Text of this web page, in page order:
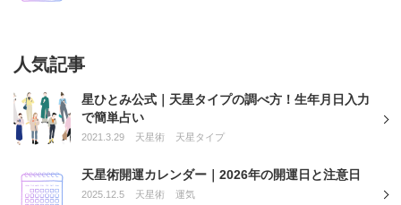
人気記事
星ひとみ公式｜天星タイプの調べ方！生年月日入力
で簡単占い
2021.3.29 天星術 天星タイプ
天星術開運カレンダー｜2026年の開運日と注意日
2025.12.5 天星術 運気